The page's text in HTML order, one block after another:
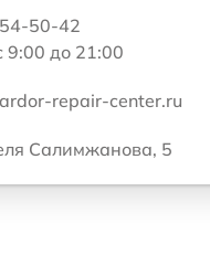
50-42
9:00 до 21:00
repair-center.ru
Салимжанова, 5